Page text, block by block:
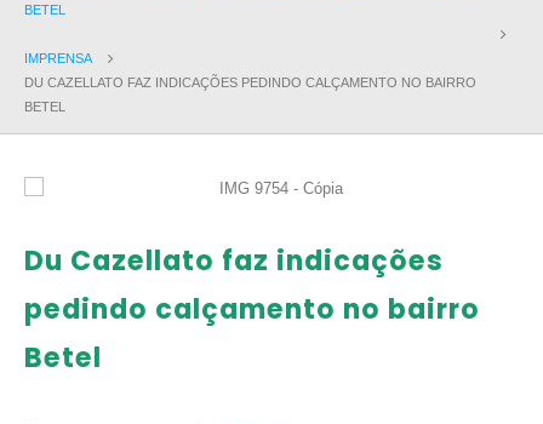
BETEL
IMPRENSA
DU CAZELLATO FAZ INDICAÇÕES PEDINDO CALÇAMENTO NO BAIRRO
BETEL
Du Cazellato faz indicações
pedindo calçamento no bairro
Betel